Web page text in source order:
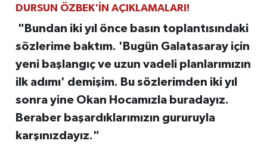
DURSUN ÖZBEK'İN AÇIKLAMALARI!
"Bundan iki yıl önce basın toplantısındaki
sözlerime baktım. 'Bugün Galatasaray için
yeni başlangıç ve uzun vadeli planlarımızın
ilk adımı' demişim. Bu sözlerimden iki yıl
sonra yine Okan Hocamızla buradayız.
Beraber başardıklarımızın gururuyla
karşınızdayız."